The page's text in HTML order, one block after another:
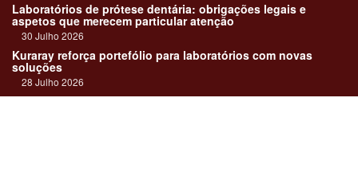
Laboratórios de prótese dentária: obrigações legais e
aspetos que merecem particular atenção
30 Julho 2026
Kuraray reforça portefólio para laboratórios com novas
soluções
28 Julho 2026
"Devemos encarar cada caso como uma história construída